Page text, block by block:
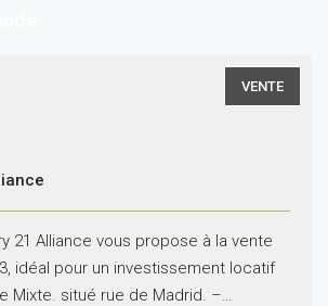
VENTE
21 Alliance vous propose à la vente
idéal pour un investissement locatif
Mixte. situé rue de Madrid. –